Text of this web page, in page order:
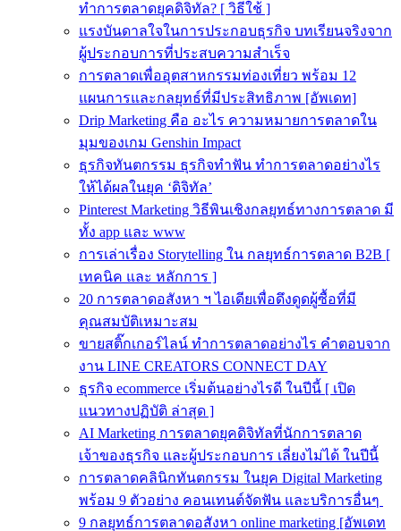
ทำการตลาดยุคดิจิทัล? [ วิธีใช้ ]
แรงบันดาลใจในการประกอบธุรกิจ บทเรียนจริงจาก
ผู้ประกอบการที่ประสบความสำเร็จ
การตลาดเพื่ออุตสาหกรรมท่องเที่ยว พร้อม 12
แผนการและกลยุทธ์ที่มีประสิทธิภาพ [อัพเดท]
Drip Marketing คือ อะไร ความหมายการตลาดใน
มุมของเกม Genshin Impact
ธุรกิจทันตกรรม ธุรกิจทำฟัน ทำการตลาดอย่างไร
ให้ได้ผลในยุค ‘ดิจิทัล’
Pinterest Marketing วิธีพินเชิงกลยุทธ์ทางการตลาด มี
ทั้ง app และ www
การเล่าเรื่อง Storytelling ใน กลยุทธ์การตลาด B2B [
เทคนิค และ หลักการ ]
20 การตลาดอสังหา ฯ ไอเดียเพื่อดึงดูดผู้ซื้อที่มี
คุณสมบัติเหมาะสม
ขายสติ๊กเกอร์ไลน์ ทำการตลาดอย่างไร คำตอบจาก
งาน LINE CREATORS CONNECT DAY
ธุรกิจ ecommerce เริ่มต้นอย่างไรดี ในปีนี้ [ เปิด
แนวทางปฏิบัติ ล่าสุด ]
AI Marketing การตลาดยุคดิจิทัลที่นักการตลาด
เจ้าของธุรกิจ และผู้ประกอบการ เลี่ยงไม่ได้ ในปีนี้
การตลาดคลินิกทันตกรรม ในยุค Digital Marketing
พร้อม 9 ตัวอย่าง คอนเทนต์จัดฟัน และบริการอื่นๆ
9 กลยุทธ์การตลาดอสังหา online marketing [อัพเดท